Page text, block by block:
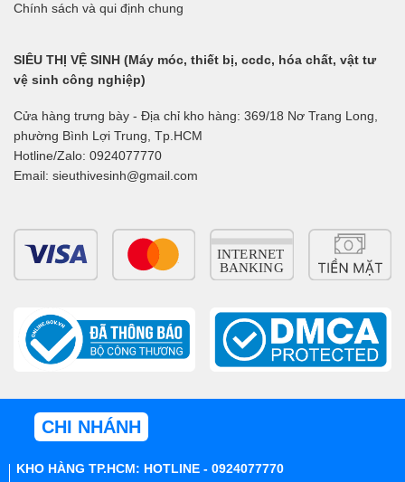
Chính sách và qui định chung
SIÊU THỊ VỆ SINH (Máy móc, thiết bị, ccdc, hóa chất, vật tư
vệ sinh công nghiệp)
Cửa hàng trưng bày - Địa chỉ kho hàng: 369/18 Nơ Trang Long,
phường Bình Lợi Trung, Tp.HCM
Hotline/Zalo: 0924077770
Email: sieuthivesinh@gmail.com
CHI NHÁNH
KHO HÀNG TP.HCM: HOTLINE - 0924077770